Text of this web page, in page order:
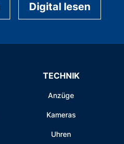
Digital lesen
TECHNIK
Anzüge
Kameras
Uhren